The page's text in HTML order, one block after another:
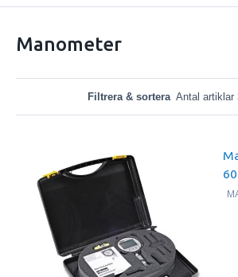
Manometer
Filtrera & sortera Antal artiklar